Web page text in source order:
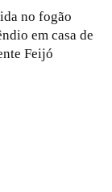
no fogão
em casa de
Feijó